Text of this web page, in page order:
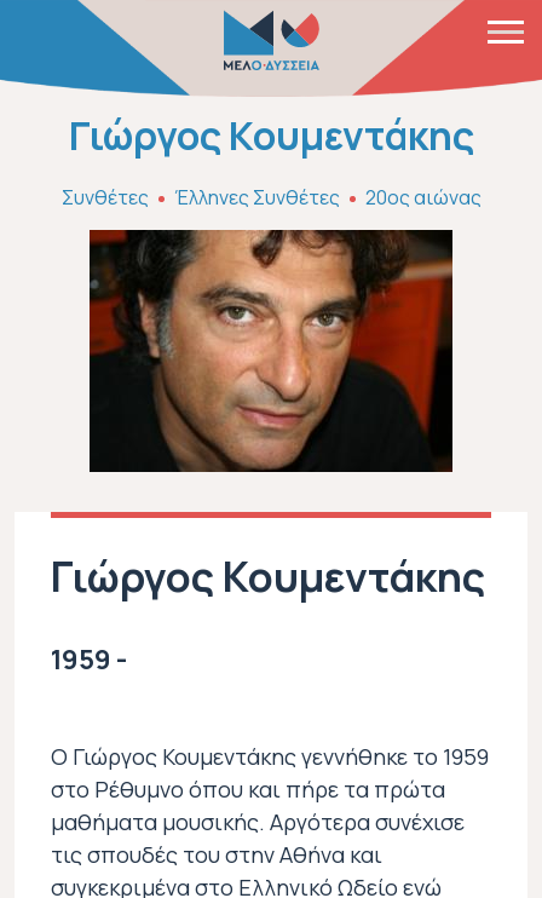
Παράκαμψη προς το κυρίως περιεχόμενο
Γιώργος Κουμεντάκης
Συνθέτες Έλληνες Συνθέτες 20ος αιώνας
Γιώργος Κουμεντάκης
1959 -
Ο Γιώργος Κουμεντάκης γεννήθηκε το 1959
στο Ρέθυμνο όπου και πήρε τα πρώτα
μαθήματα μουσικής. Αργότερα συνέχισε
τις σπουδές του στην Αθήνα και
συγκεκριμένα στο Ελληνικό Ωδείο ενώ